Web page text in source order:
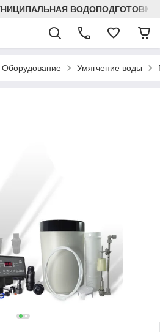
ВОДОПОДГОТОВКА
Оборудование Умягчение воды